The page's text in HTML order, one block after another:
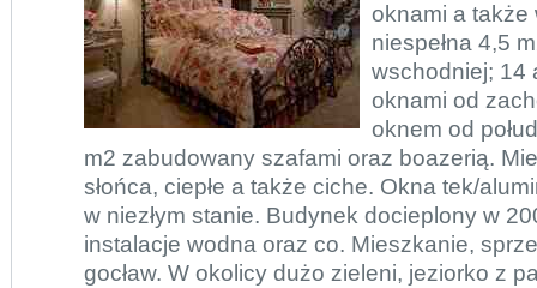
oknami a także
niespełna 4,5
wschodniej; 14
oknami od
oknem od
m2 zabudowany szafami oraz boazerią.
słońca, ciepłe a także ciche. Okna tek/
w niezłym stanie. Budynek docieplony w
instalacje wodna oraz co. Mieszkanie,
gocław. W okolicy dużo zieleni, jeziorko z